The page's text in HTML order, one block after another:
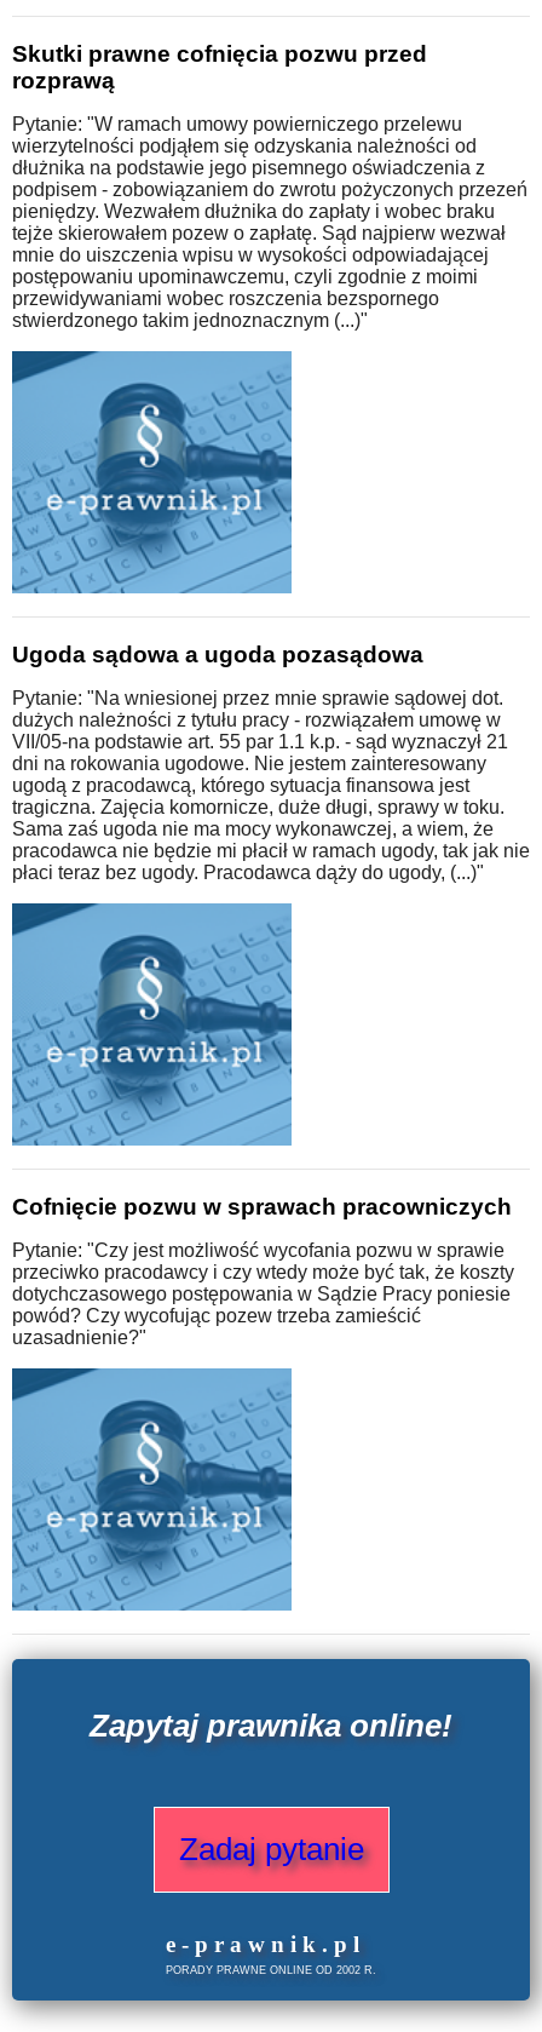
Skutki prawne cofnięcia pozwu przed
rozprawą
Pytanie: "W ramach umowy powierniczego przelewu
wierzytelności podjąłem się odzyskania należności od
dłużnika na podstawie jego pisemnego oświadczenia z
podpisem - zobowiązaniem do zwrotu pożyczonych przezeń
pieniędzy. Wezwałem dłużnika do zapłaty i wobec braku
tejże skierowałem pozew o zapłatę. Sąd najpierw wezwał
mnie do uiszczenia wpisu w wysokości odpowiadającej
postępowaniu upominawczemu, czyli zgodnie z moimi
przewidywaniami wobec roszczenia bezspornego
stwierdzonego takim jednoznacznym (...)"
Ugoda sądowa a ugoda pozasądowa
Pytanie: "Na wniesionej przez mnie sprawie sądowej dot.
dużych należności z tytułu pracy - rozwiązałem umowę w
VII/05-na podstawie art. 55 par 1.1 k.p. - sąd wyznaczył 21
dni na rokowania ugodowe. Nie jestem zainteresowany
ugodą z pracodawcą, którego sytuacja finansowa jest
tragiczna. Zajęcia komornicze, duże długi, sprawy w toku.
Sama zaś ugoda nie ma mocy wykonawczej, a wiem, że
pracodawca nie będzie mi płacił w ramach ugody, tak jak nie
płaci teraz bez ugody. Pracodawca dąży do ugody, (...)"
Cofnięcie pozwu w sprawach pracowniczych
Pytanie: "Czy jest możliwość wycofania pozwu w sprawie
przeciwko pracodawcy i czy wtedy może być tak, że koszty
dotychczasowego postępowania w Sądzie Pracy poniesie
powód? Czy wycofując pozew trzeba zamieścić
uzasadnienie?"
Zapytaj prawnika online!
Zadaj pytanie
e -prawnik . pl
PORADY PRAWNE ONLINE OD 2002 R.